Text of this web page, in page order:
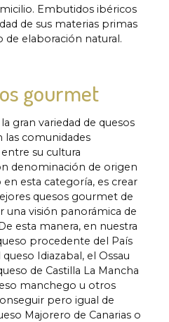
Embutidos ibéricos
de sus materias primas
elaboración natural.
gourmet
gran variedad de quesos
las comunidades
su cultura
denominación de origen
esta categoría, es crear
quesos gourmet de
una visión panorámica de
esta manera, en nuestra
procedente del País
Idiazabal, el Ossau
de Castilla La Mancha
manchego u otros
pero igual de
Majorero de Canarias o